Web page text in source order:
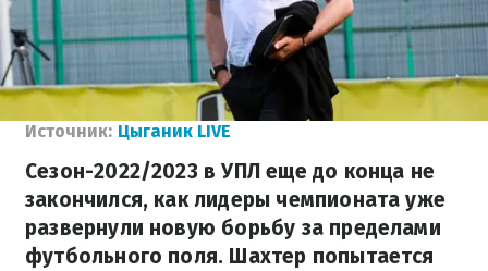
Источник: Цыганик LIVE
Сезон-2022/2023 в УПЛ еще до конца не
закончился, как лидеры чемпионата уже
развернули новую борьбу за пределами
футбольного поля. Шахтер попытается